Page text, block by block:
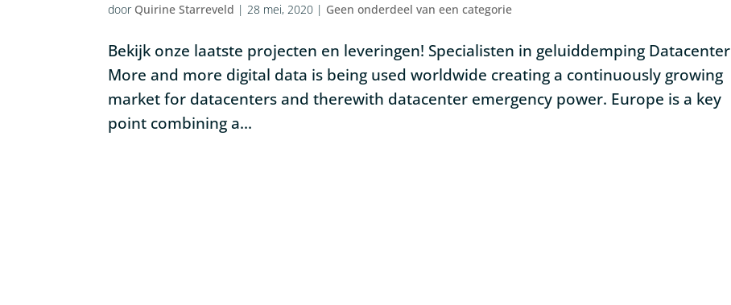
door Quirine Starreveld | 28 mei, 2020 | Geen onderdeel van een categorie
Bekijk onze laatste projecten en leveringen! Specialisten in geluiddemping Datacenter
More and more digital data is being used worldwide creating a continuously growing
market for datacenters and therewith datacenter emergency power. Europe is a key
point combining a...